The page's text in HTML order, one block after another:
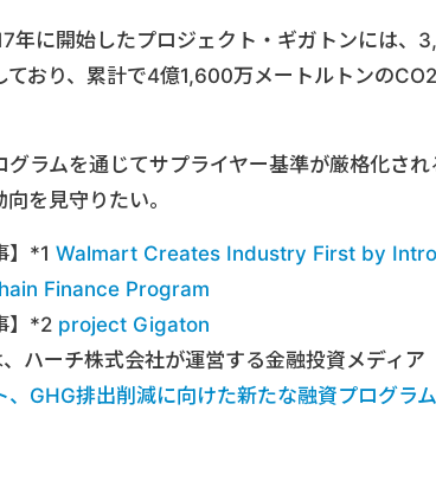
年に開始したプロジェクト・ギガトンには、
ており、累計で4億1,600万メートルトンの
グラムを通じてサプライヤー基準が厳格化さ
を見守りたい。
】*1 Walmart Creates Industry First by
Finance Program
】*2 project Gigaton
ハーチ株式会社が運営する金融投資メディア
、GHG排出削減に向けた新たな融資プログラ